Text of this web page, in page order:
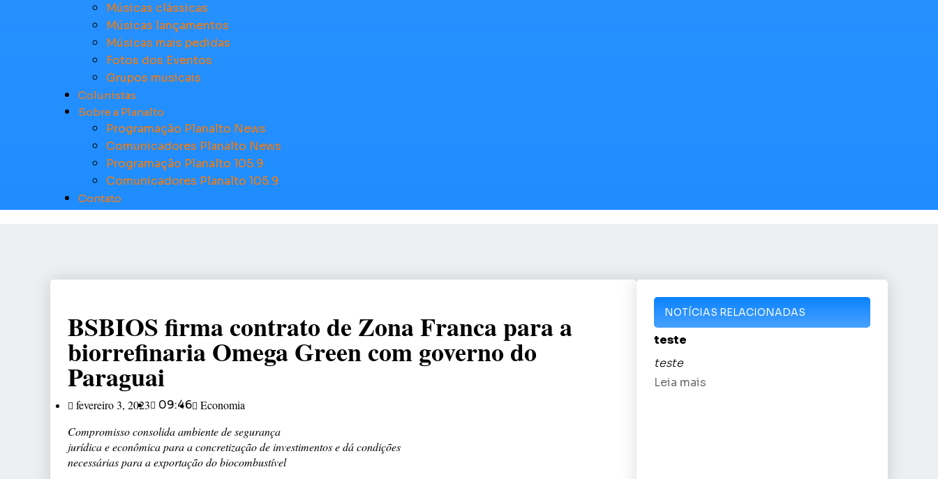
Músicas clássicas
Músicas lançamentos
Músicas mais pedidas
Fotos dos Eventos
Grupos musicais
Colunistas
Sobre a Planalto
Programação Planalto News
Comunicadores Planalto News
Programação Planalto 105.9
Comunicadores Planalto 105.9
Contato
BSBIOS firma contrato de Zona Franca para a
biorrefinaria Omega Green com governo do
Paraguai
fevereiro 3, 2023 09:46 Economia
Compromisso consolida ambiente de segurança
jurídica e econômica para a concretização de investimentos e dá condições
necessárias para a exportação do biocombustível
NOTÍCIAS RELACIONADAS
teste
teste
Leia mais